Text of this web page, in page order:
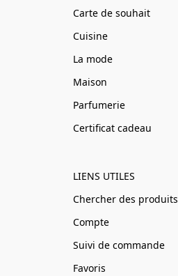
Carte de souhait
Cuisine
La mode
Maison
Parfumerie
Certificat cadeau
LIENS UTILES
Chercher des produits
Compte
Suivi de commande
Favoris